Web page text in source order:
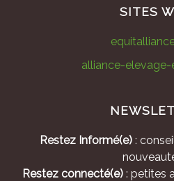
SITES
alliance-
Restez Informé(e):
Restez connecté(e): petites